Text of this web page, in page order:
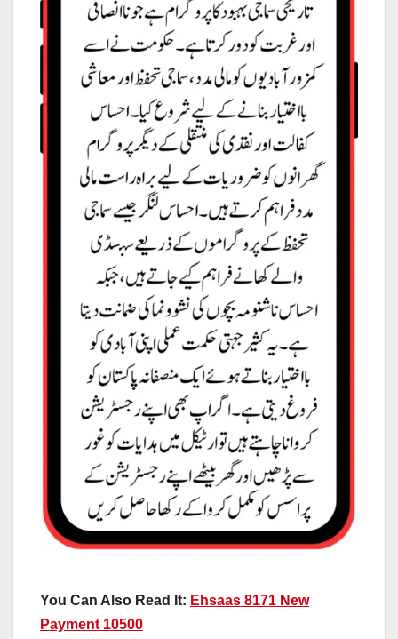
You Can Also Read It: Ehsaas 8171 New
Payment 10500